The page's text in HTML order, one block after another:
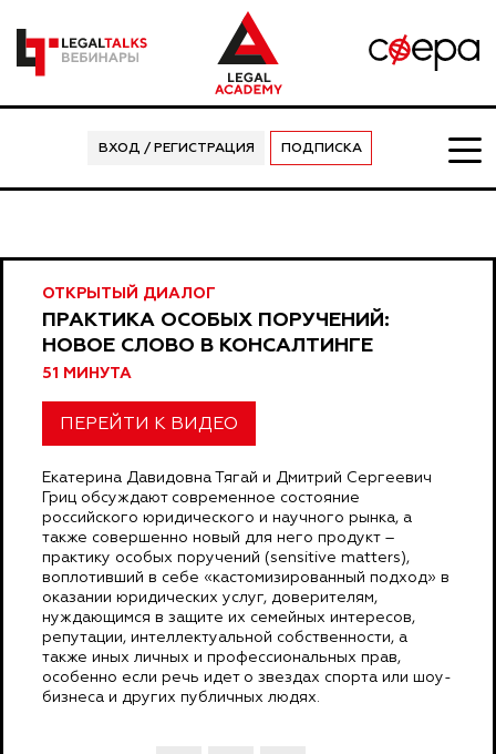
ВХОД / РЕГИСТРАЦИЯ ПОДПИСКА
ОТКРЫТЫЙ ДИАЛОГ
ПРАКТИКА ОСОБЫХ ПОРУЧЕНИЙ:
НОВОЕ СЛОВО В КОНСАЛТИНГЕ
51 МИНУТА
ПЕРЕЙТИ К ВИДЕО
Екатерина Давидовна Тягай и Дмитрий Сергеевич
Гриц обсуждают современное состояние
российского юридического и научного рынка, а
также совершенно новый для него продукт –
практику особых поручений (sensitive matters),
воплотивший в себе «кастомизированный подход» в
оказании юридических услуг, доверителям,
нуждающимся в защите их семейных интересов,
репутации, интеллектуальной собственности, а
также иных личных и профессиональных прав,
особенно если речь идет о звездах спорта или шоу-
бизнеса и других публичных людях.